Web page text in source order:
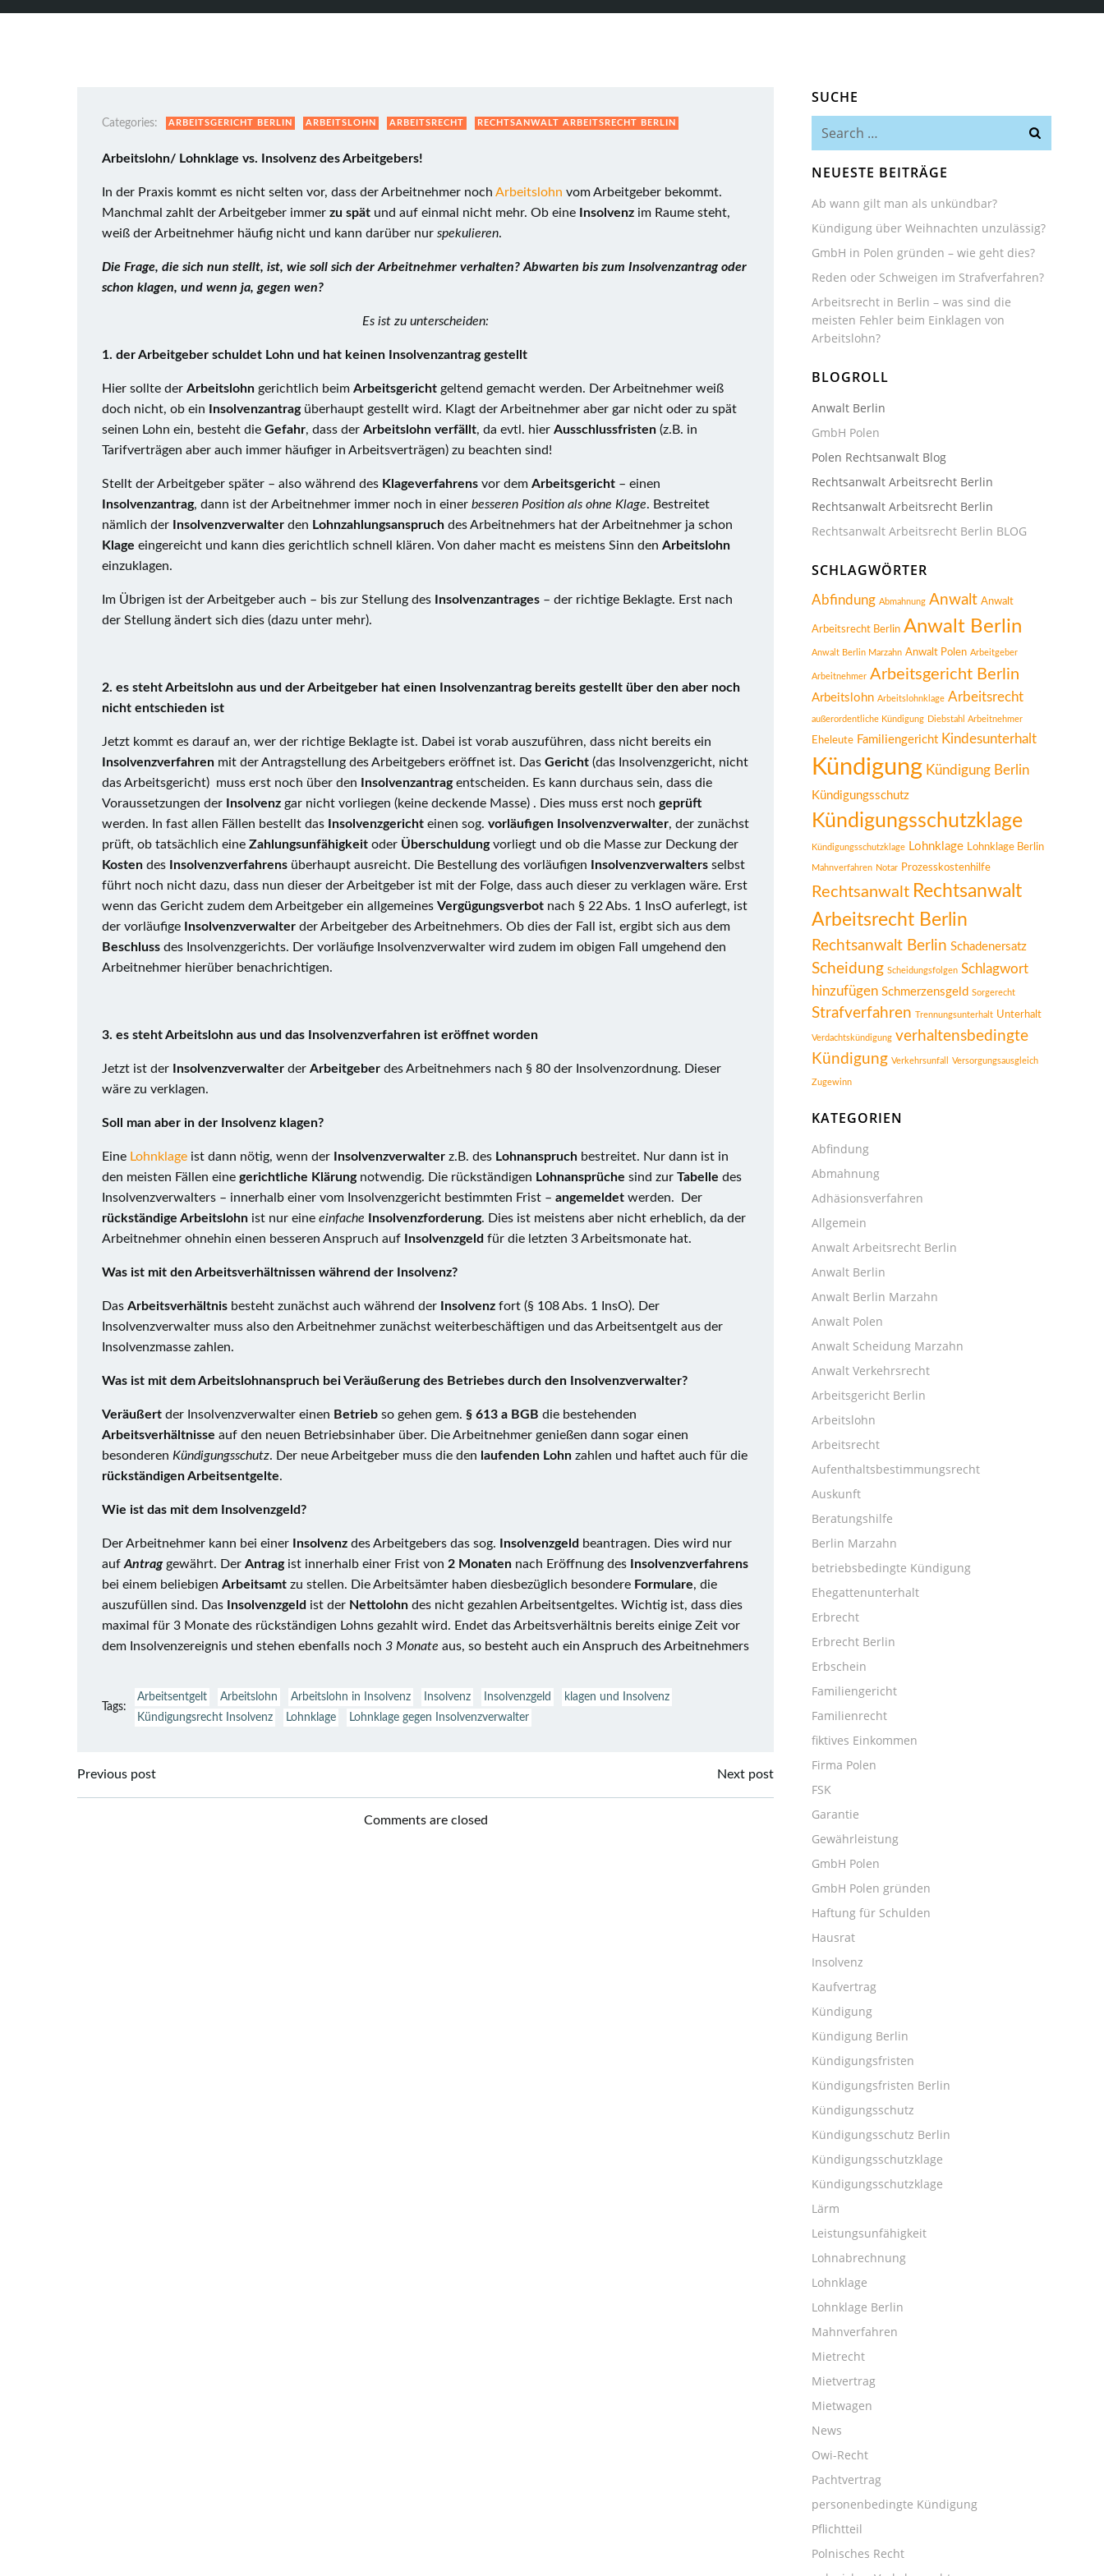
Categories: ARBEITSGERICHT BERLIN ARBEITSLOHN ARBEITSRECHT RECHTSANWALT ARBEITSRECHT BERLIN
Arbeitslohn/ Lohnklage vs. Insolvenz des Arbeitgebers!
In der Praxis kommt es nicht selten vor, dass der Arbeitnehmer noch Arbeitslohn vom Arbeitgeber bekommt.
Manchmal zahlt der Arbeitgeber immer zu spät und auf einmal nicht mehr. Ob eine Insolvenz im Raume steht,
weiß der Arbeitnehmer häufig nicht und kann darüber nur spekulieren.
Die Frage, die sich nun stellt, ist, wie soll sich der Arbeitnehmer verhalten? Abwarten bis zum Insolvenzantrag oder
schon klagen, und wenn ja, gegen wen?
Es ist zu unterscheiden:
1. der Arbeitgeber schuldet Lohn und hat keinen Insolvenzantrag gestellt
Hier sollte der Arbeitslohn gerichtlich beim Arbeitsgericht geltend gemacht werden. Der Arbeitnehmer weiß
doch nicht, ob ein
Insolvenzantrag überhaupt gestellt wird. Klagt der Arbeitnehmer aber gar nicht oder zu spät
seinen Lohn ein, besteht die Gefahr, dass der Arbeitslohn verfällt, da evtl. hier Ausschlussfristen (z.B. in
Tarifverträgen aber auch immer häufiger in Arbeitsverträgen) zu beachten sind!
Stellt der Arbeitgeber später – also während des Klageverfahrens vor dem Arbeitsgericht – einen
Insolvenzantrag, dann ist der Arbeitnehmer immer noch in einer besseren Position als ohne Klage. Bestreitet
nämlich der
Insolvenzverwalter den Lohnzahlungsanspruch des Arbeitnehmers hat der Arbeitnehmer ja schon
Klage eingereicht und kann dies gerichtlich schnell klären. Von daher macht es meistens Sinn den Arbeitslohn
einzuklagen.
Im Übrigen ist der Arbeitgeber auch – bis zur Stellung des Insolvenzantrages – der richtige Beklagte. Erst nach
der Stellung ändert sich dies (dazu unter mehr).
2. es steht Arbeitslohn aus und der Arbeitgeber hat einen Insolvenzantrag bereits gestellt über den aber noch
nicht entschieden ist
Jetzt kommt es darauf an, wer der richtige Beklagte ist. Dabei ist vorab auszuführen, dass nicht bereits ein
Insolvenzverfahren mit der Antragstellung des Arbeitgebers eröffnet ist. Das Gericht (das Insolvenzgericht, nicht
das Arbeitsgericht) muss erst noch über den
Insolvenzantragentscheiden. Es kann durchaus sein, dass die
Voraussetzungen der
Insolvenz gar nicht vorliegen (keine deckende Masse) . Dies muss erst noch geprüft
werden. In fast allen Fällen bestellt das
Insolvenzgericht einen sog. vorläufigen Insolvenzverwalter, der zunächst
prüft, ob tatsächlich eine Zahlungsunfähigkeit oder Überschuldungvorliegt und ob die Masse zur Deckung der
Kosten des Insolvenzverfahrens überhaupt ausreicht. Die Bestellung des vorläufigen Insolvenzverwalters selbst
führt noch nicht dazu, dass nun dieser der Arbeitgeber ist mit der Folge, dass auch dieser zu verklagen wäre. Erst
wenn das Gericht zudem dem Arbeitgeber ein allgemeines Vergügungsverbot nach § 22 Abs. 1 InsO auferlegt, ist
der vorläufige
Insolvenzverwalter der Arbeitgeber des Arbeitnehmers. Ob dies der Fall ist, ergibt sich aus dem
Beschluss des Insolvenzgerichts. Der vorläufige Insolvenzverwalter wird zudem im obigen Fall umgehend den
Arbeitnehmer hierüber benachrichtigen.
3. es steht Arbeitslohn aus und das Insolvenzverfahren ist eröffnet worden
Jetzt ist der Insolvenzverwalter der Arbeitgeber des Arbeitnehmers nach § 80 der Insolvenzordnung. Dieser
wäre zu verklagen.
Soll man aber in der Insolvenz klagen?
Eine Lohnklage ist dann nötig, wenn der Insolvenzverwalter z.B. des Lohnanspruch bestreitet. Nur dann ist in
den meisten Fällen eine gerichtliche Klärungnotwendig. Die rückständigen Lohnansprüche sind zur Tabelle des
Insolvenzverwalters – innerhalb einer vom Insolvenzgericht bestimmten Frist – angemeldet werden. Der
rückständige Arbeitslohn ist nur eine einfache Insolvenzforderung. Dies ist meistens aber nicht erheblich, da der
Arbeitnehmer ohnehin einen besseren Anspruch auf
Insolvenzgeld für die letzten 3 Arbeitsmonate hat.
Was ist mit den Arbeitsverhältnissen während der Insolvenz?
Das Arbeitsverhältnis besteht zunächst auch während der Insolvenz fort (§ 108 Abs. 1 InsO). Der
Insolvenzverwalter muss also den Arbeitnehmer zunächst weiterbeschäftigen und das Arbeitsentgelt aus der
Insolvenzmasse zahlen.
Was ist mit dem Arbeitslohnanspruch bei Veräußerung des Betriebes durch den Insolvenzverwalter?
Veräußert der Insolvenzverwalter einen Betrieb so gehen gem. § 613 a BGB die bestehenden
Arbeitsverhältnisse auf den neuen Betriebsinhaber über. Die Arbeitnehmer genießen dann sogar einen
besonderen Kündigungsschutz. Der neue Arbeitgeber muss die den laufenden Lohn zahlen und haftet auch für die
rückständigen Arbeitsentgelte.
Wie ist das mit dem Insolvenzgeld?
Der Arbeitnehmer kann bei einer Insolvenz des Arbeitgebers das sog. Insolvenzgeld beantragen. Dies wird nur
auf Antrag gewährt. Der Antrag ist innerhalb einer Frist von 2 Monaten nach Eröffnung des
Insolvenzverfahrens
bei einem beliebigen Arbeitsamt zu stellen. Die Arbeitsämter haben diesbezüglich besondere Formulare, die
auszufüllen sind. Das
Insolvenzgeld ist der Nettolohn des nicht gezahlen Arbeitsentgeltes. Wichtig ist, dass dies
maximal für 3 Monate des rückständigen Lohns gezahlt wird. Endet das Arbeitsverhältnis bereits einige Zeit vor
dem Insolvenzereignis und stehen ebenfalls noch 3 Monate aus, so besteht auch ein Anspruch des Arbeitnehmers
Tags:
Arbeitsentgelt Arbeitslohn Arbeitslohn in Insolvenz Insolvenz Insolvenzgeld
klagen und Insolvenz
Kündigungsrecht Insolvenz
Lohnklage Lohnklage gegen Insolvenzverwalter
Beitragsnavigation
Previous post Next post
Comments are closed
SUCHE
NEUESTE BEITRÄGE
Ab wann gilt man als unkündbar?
Kündigung über Weihnachten unzulässig?
GmbH in Polen gründen – wie geht dies?
Reden oder Schweigen im Strafverfahren?
Arbeitsrecht in Berlin – was sind die
meisten Fehler beim Einklagen von
Arbeitslohn?
BLOGROLL
Anwalt Berlin
GmbH Polen
Polen Rechtsanwalt Blog
Rechtsanwalt Arbeitsrecht Berlin
Rechtsanwalt Arbeitsrecht Berlin
Rechtsanwalt Arbeitsrecht Berlin BLOG
SCHLAGWÖRTER
Abfindung Abmahnung Anwalt Anwalt
Arbeitsrecht Berlin Anwalt Berlin
Anwalt Berlin Marzahn Anwalt Polen Arbeitgeber
Arbeitnehmer Arbeitsgericht Berlin
Arbeitslohn Arbeitslohnklage Arbeitsrecht
außerordentliche Kündigung Diebstahl Arbeitnehmer
Eheleute Familiengericht Kindesunterhalt
Kündigung Kündigung Berlin
Kündigungsschutz
Kündigungsschutzklage
Kündigungsschutzklage Lohnklage Lohnklage Berlin
Mahnverfahren Notar Prozesskostenhilfe
Rechtsanwalt Rechtsanwalt
Arbeitsrecht Berlin
Rechtsanwalt Berlin Schadenersatz
Scheidung Scheidungsfolgen Schlagwort
hinzufügen Schmerzensgeld Sorgerecht
Strafverfahren Trennungsunterhalt Unterhalt
Verdachtskündigung verhaltensbedingte
Kündigung Verkehrsunfall Versorgungsausgleich
Zugewinn
KATEGORIEN
Abfindung
Abmahnung
Adhäsionsverfahren
Allgemein
Anwalt Arbeitsrecht Berlin
Anwalt Berlin
Anwalt Berlin Marzahn
Anwalt Polen
Anwalt Scheidung Marzahn
Anwalt Verkehrsrecht
Arbeitsgericht Berlin
Arbeitslohn
Arbeitsrecht
Aufenthaltsbestimmungsrecht
Auskunft
Beratungshilfe
Berlin Marzahn
betriebsbedingte Kündigung
Ehegattenunterhalt
Erbrecht
Erbrecht Berlin
Erbschein
Familiengericht
Familienrecht
fiktives Einkommen
Firma Polen
FSK
Garantie
Gewährleistung
GmbH Polen
GmbH Polen gründen
Haftung für Schulden
Hausrat
Insolvenz
Kaufvertrag
Kündigung
Kündigung Berlin
Kündigungsfristen
Kündigungsfristen Berlin
Kündigungsschutz
Kündigungsschutz Berlin
Kündigungsschutzklage
Kündigungsschutzklage
Lärm
Leistungsunfähigkeit
Lohnabrechnung
Lohnklage
Lohnklage Berlin
Mahnverfahren
Mietrecht
Mietvertrag
Mietwagen
News
Owi-Recht
Pachtvertrag
personenbedingte Kündigung
Pflichtteil
Polnisches Recht